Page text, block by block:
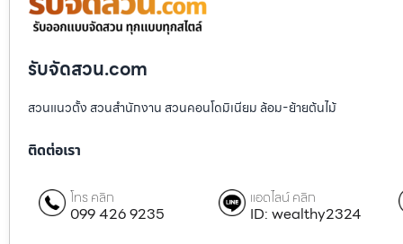
รับจัดสวน.com
สวนแนวตั้ง สวนสำนักงาน สวนคอนโดมิเนียม ล้อม-ย้ายต้นไม้
ติดต่อเรา
โทร คลิก
099 426 9235
แอดไลน์ คลิก
ID: wealthy2324